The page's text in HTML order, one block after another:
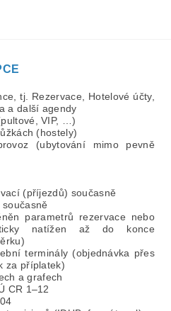
tj. Rezervace, Hotelové účty,
a další agendy
VIP, …)
(hostely)
(ubytování mimo pevně
(příjezdů) současně
parametrů rezervace nebo
natížen až do konce
terminály (objednávka přes
za příplatek)
a grafech
CR 1–12